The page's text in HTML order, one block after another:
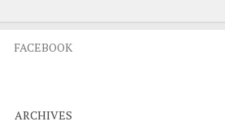
FACEBOOK
ARCHIVES